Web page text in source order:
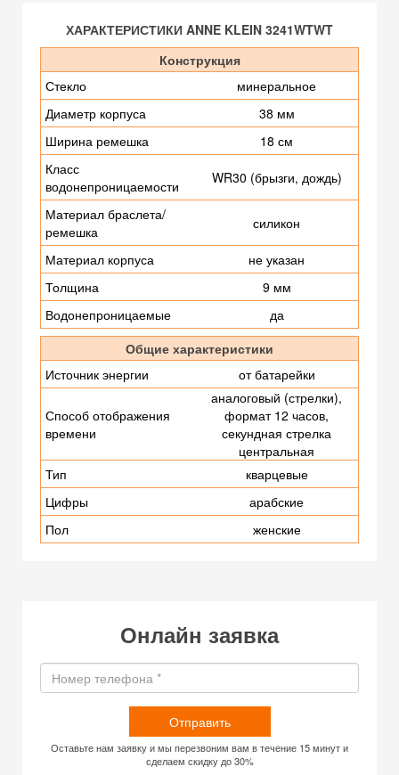
ХАРАКТЕРИСТИКИ ANNE KLEIN 3241WTWT
Конструкция
Стекло
минеральное
Диаметр корпуса
38 мм
Ширина ремешка
18 см
Класс
водонепроницаемости
WR30 (брызги, дождь)
Материал браслета/
ремешка
силикон
Материал корпуса
не указан
Толщина
9 мм
Водонепроницаемые
да
Общие характеристики
Источник энергии
от батарейки
Способ отображения
времени
аналоговый (стрелки),
формат 12 часов,
секундная стрелка
центральная
Тип
кварцевые
Цифры
арабские
Пол
женские
Онлайн заявка
Отправить
Оставьте нам заявку и мы перезвоним вам в течение 15 минут и
сделаем скидку до 30%